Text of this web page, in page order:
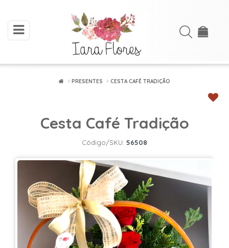
toggle
navigation
Acessar
ARRANJOS
FLORES
PLANTADAS
PRESENTES CESTA CAFÉ TRADIÇÃO
Cesta Café Tradição
Código/SKU: 56508